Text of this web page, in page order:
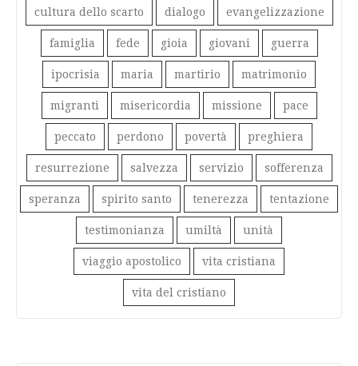
cultura dello scarto dialogo evangelizzazione
famiglia fede gioia giovani guerra
ipocrisia maria martirio matrimonio
migranti misericordia missione pace
peccato perdono povertà preghiera
resurrezione salvezza servizio sofferenza
speranza spirito santo tenerezza tentazione
testimonianza umiltà unità
viaggio apostolico vita cristiana
vita del cristiano